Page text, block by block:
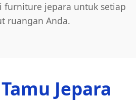
furniture jepara untuk setiap
ruangan Anda.
Jepara